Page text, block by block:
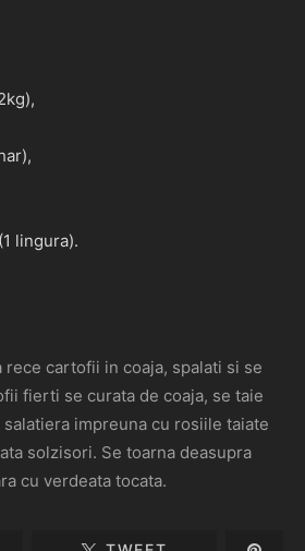
lingura).
rece cartofii in coaja, spalati si se
fierti se curata de coaja, se taie
impreuna cu rosiile taiate
solzisori. Se toarna deasupra
cu verdeata tocata.